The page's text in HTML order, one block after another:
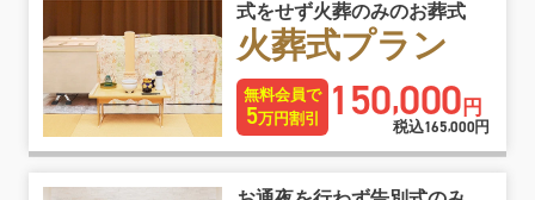
式をせず火葬のみのお葬式
火葬式プラン
無料会員で
5万円割引 150,000 円
税込165,000円